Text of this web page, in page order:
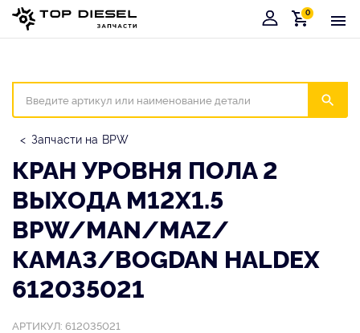
Корзина
0
Запчасти на BPW
КРАН УРОВНЯ ПОЛА 2
ВЫХОДА M12X1.5
BPW/MAN/MAZ/
КАМАЗ/BOGDAN HALDEX
612035021
АРТИКУЛ: 612035021